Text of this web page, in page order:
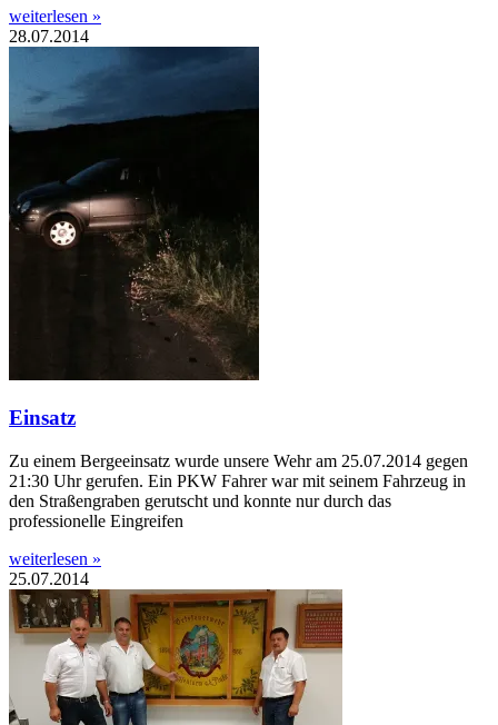
weiterlesen »
28.07.2014
Einsatz
Zu einem Bergeeinsatz wurde unsere Wehr am 25.07.2014 gegen
21:30 Uhr gerufen. Ein PKW Fahrer war mit seinem Fahrzeug in
den Straßengraben gerutscht und konnte nur durch das
professionelle Eingreifen
weiterlesen »
25.07.2014